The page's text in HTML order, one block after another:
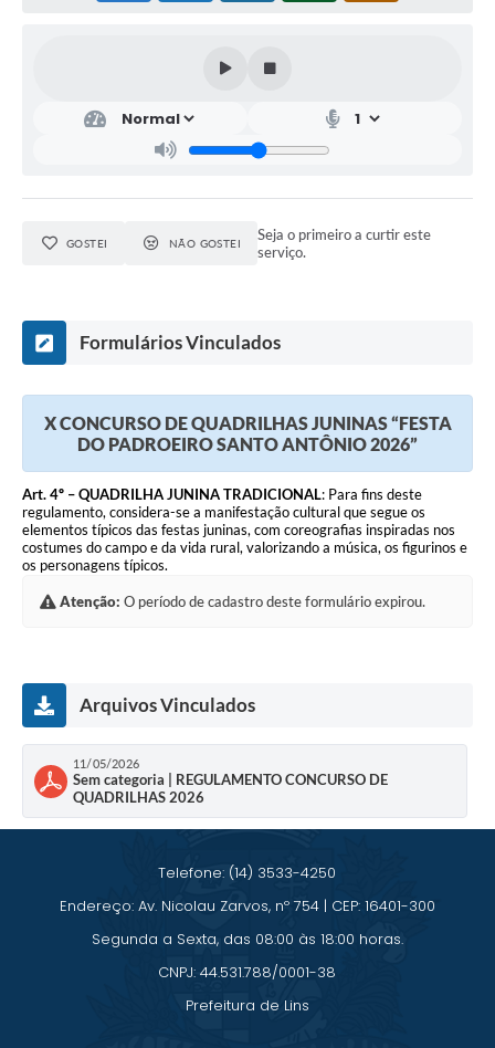
Consulta Pública sobre o Plano Municipal de
Saneamento Básico de Lins
Lei Orgânica
Meio Ambiente
Saúde
A Prefeitura
Tributos
GOSTEI NÃO GOSTEI
Seja o primeiro a curtir este
serviço.
Formulários Vinculados
X CONCURSO DE QUADRILHAS JUNINAS “FESTA
DO PADROEIRO SANTO ANTÔNIO 2026”
Art. 4º – QUADRILHA JUNINA TRADICIONAL: Para fins deste
regulamento, considera-se a manifestação cultural que segue os
elementos típicos das festas juninas, com coreografias inspiradas nos
costumes do campo e da vida rural, valorizando a música, os figurinos e
os personagens típicos.
Atenção: O período de cadastro deste formulário expirou.
Arquivos Vinculados
11/05/2026
Sem categoria | REGULAMENTO CONCURSO DE
QUADRILHAS 2026
Telefone: (14) 3533-4250
Endereço: Av. Nicolau Zarvos, nº 754 | CEP: 16401-300
Segunda a Sexta, das 08:00 às 18:00 horas.
CNPJ: 44.531.788/0001-38
Prefeitura de Lins